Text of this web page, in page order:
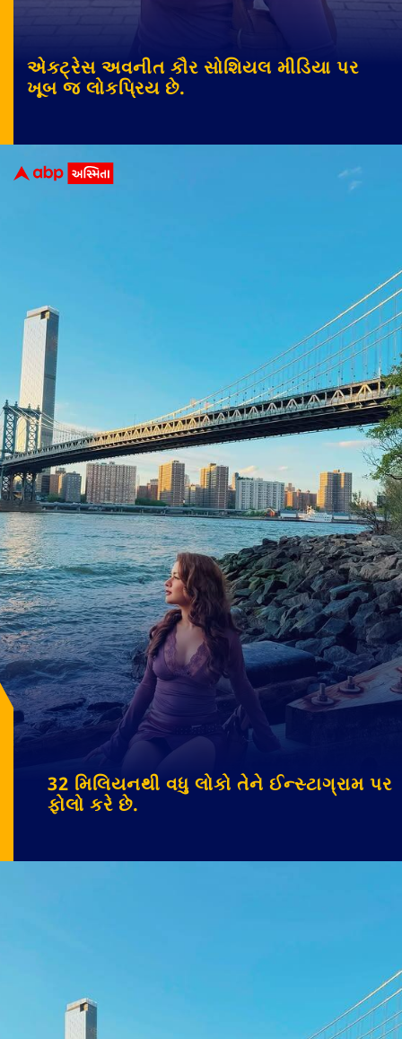
એક્ટ્રેસ અવનીત કૌર સોશિયલ મીડિયા પર
ખૂબ જ લોકપ્રિય છે.
32 મિલિયનથી વધુ લોકો તેને ઈન્સ્ટાગ્રામ પર
ફોલો કરે છે.